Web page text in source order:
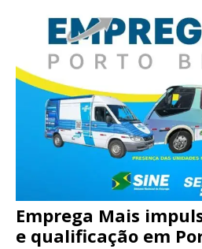
Emprega Mais
e qualificação em